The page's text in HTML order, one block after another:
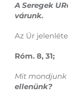
A Seregek
várunk.
Az Úr
Róm. 8, 31;
Mit mondjunk
ellenünk?